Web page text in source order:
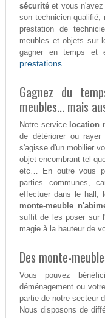
sécuritéet vous n'avez
son technicien qualifié,
prestation de
meubles et objets sur
gagner en temps et
prestations.
Gagnez du
meubles... mais
Notre service location
de détériorer ou rayer
s'agisse d'un mobilier
objet encombrant tel
etc… En outre vous
parties communes,
effectuer dans le hall,
monte-meuble
suffit de les poser sur
magie à la hauteur de
Des monte-
Vous pouvez
déménagement ou
partie de notre secteur
Nous disposons de